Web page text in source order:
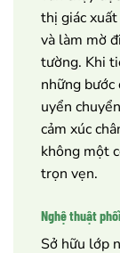
thị giác xuất
và làm mờ
tường. Khi
những
uyển
cảm xúc
không một
trọn vẹn.
Nghệ thuật
Sở hữu lớp